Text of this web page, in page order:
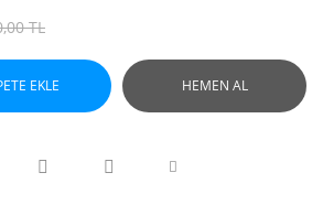
TL
EKLE HEMEN AL